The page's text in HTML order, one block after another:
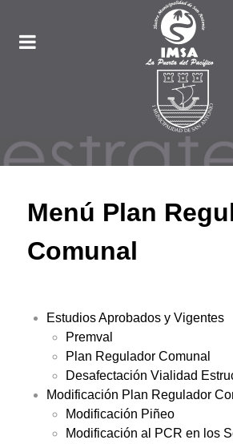
Menú Plan
Comunal
Estudios Aprobados y Vigentes
Premval
Plan Regulador Comunal
Desafectación Vialidad
Modificación Plan Regulador
Modificación Piñeo
Modificación al PCR en los